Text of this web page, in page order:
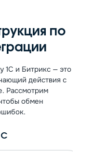
по
1С и Битрикс — это
действия с
Рассмотрим
обмен